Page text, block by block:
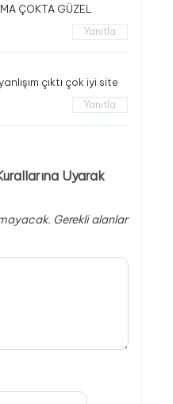
ÇOKTA GÜZEL
Yanıtla
çıktı çok iyi site
Yanıtla
Uyarak
Gerekli alanlar